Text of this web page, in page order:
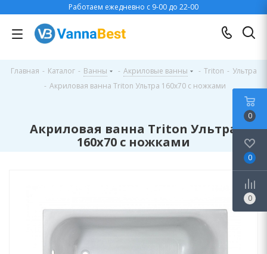
Работаем ежедневно с 9-00 до 22-00
Главная - Каталог - Ванны - Акриловые ванны - Triton - Ультра
- Акриловая ванна Triton Ультра 160х70 с ножками
Акриловая ванна Triton Ультра
160х70 с ножками
0
0
0